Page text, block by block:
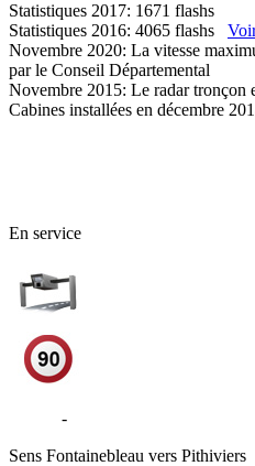
Statistiques 2017: 1671 flashs
Statistiques 2016: 4065 flashs
Novembre 2020: La vitesse
par le Conseil Départemental
Novembre 2015: Le radar tronçon
Cabines installées en décembre
En service
-
Sens Fontainebleau vers Pithiviers